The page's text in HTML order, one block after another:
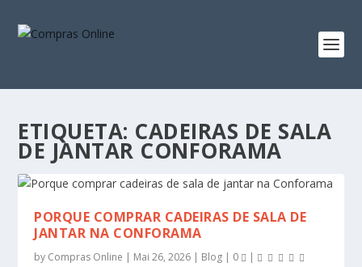
ETIQUETA: CADEIRAS DE SALA
DE JANTAR CONFORAMA
PORQUE COMPRAR CADEIRAS DE SALA DE
JANTAR NA CONFORAMA
by Compras Online | Mai 26, 2026 | Blog | 0 |